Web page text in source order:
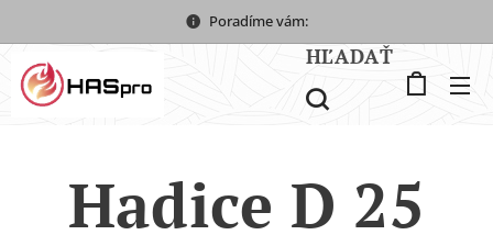
Poradíme vám:
HĽADAŤ
Hadice D 25